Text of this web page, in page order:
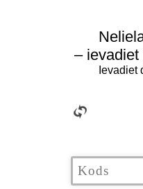
– ievadiet
Ievadiet